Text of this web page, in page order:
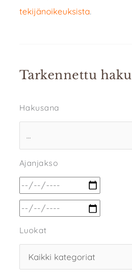
tekijänoikeuksista.
Tarkennettu haku
Hakusana
Ajanjakso
Luokat